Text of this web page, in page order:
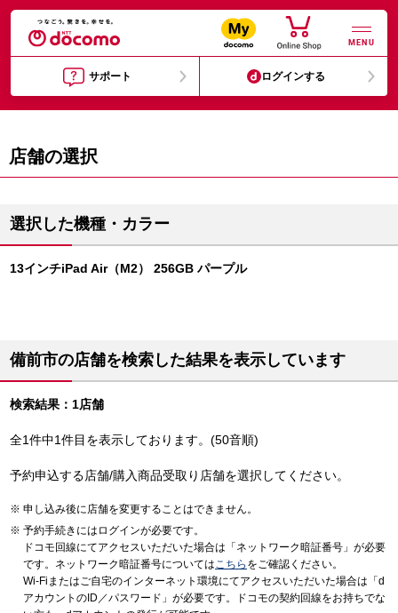
MENU
サポート ログインする
店舗の選択
選択した機種・カラー
13インチiPad Air（M2） 256GB パープル
備前市の店舗を検索した結果を表示しています
検索結果：1店舗
全1件中1件目を表示しております。(50音順)
予約申込する店舗/購入商品受取り店舗を選択してください。
申し込み後に店舗を変更することはできません。
予約手続きにはログインが必要です。
ドコモ回線にてアクセスいただいた場合は「ネットワーク暗証番号」が必要
です。ネットワーク暗証番号についてはこちら をご確認ください。
Wi-Fiまたはご自宅のインターネット環境にてアクセスいただいた場合は「d
アカウントのID／パスワード」が必要です。ドコモの契約回線をお持ちでな